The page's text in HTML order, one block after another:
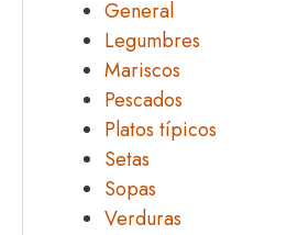
General
Legumbres
Mariscos
Pescados
Platos típicos
Setas
Sopas
Verduras